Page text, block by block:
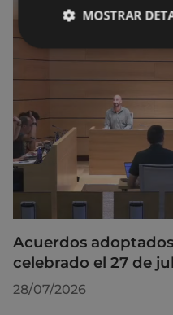
Acuerdos
celebrado el 27 de
28/07/2026
MOSTRAR